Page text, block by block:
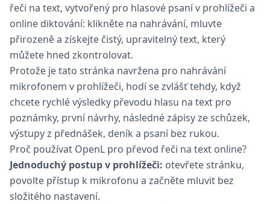
řeči na text, vytvořený pro hlasové psaní v prohlížeči a
online diktování: klikněte na nahrávání, mluvte
přirozeně a získejte čistý, upravitelný text, který
můžete hned zkontrolovat.
Protože je tato stránka navržena pro nahrávání
mikrofonem v prohlížeči, hodí se zvlášť tehdy, když
chcete rychlé výsledky převodu hlasu na text pro
poznámky, první návrhy, následné zápisy ze schůzek,
výstupy z přednášek, deník a psaní bez rukou.
Proč používat OpenL pro převod řeči na text online?
Jednoduchý postup v prohlížeči: otevřete stránku,
povolte přístup k mikrofonu a začněte mluvit bez
složitého nastavení.